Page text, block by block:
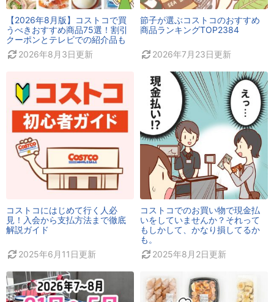
【2026年8月版】コストコで買
うべきおすすめ商品75選！割引
クーポンとテレビでの紹介品も
2026年8月3日更新
節子が選ぶコストコのおすすめ
商品ランキングTOP2384
2026年7月23日更新
コストコにはじめて行く人必
見！入会から支払方法まで徹底
解説ガイド
2025年6月11日更新
コストコでのお買い物で現金払
いをしていませんか？それって
もしかして、かなり損してるか
も。
2025年8月2日更新